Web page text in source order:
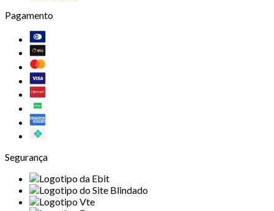
Pagamento
Segurança